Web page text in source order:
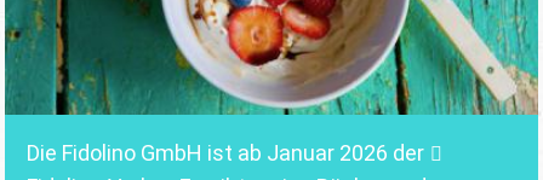
Die Fidolino GmbH ist ab Januar 2026 der